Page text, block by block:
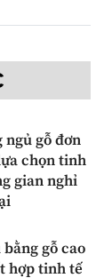
ngủ gỗ đơn
chọn tinh
gian nghỉ
gỗ cao
hợp tinh tế